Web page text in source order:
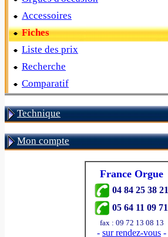
Accessoires
Fiches
Liste des prix
Recherche
Comparatif
Technique
Mon compte
France Orgue
04 84 25 38 21
05 64 11 09 71
fax : 09 72 13 08 13
- sur rendez-vous -